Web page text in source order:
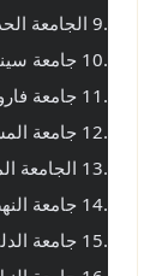
.9 الجامعة الحديثة للتكنولوجيا والمعلومات
.10 جامعة سيناء
.11 جامعة فاروس
.12 جامعة المستقبل
.13 الجامعة المصرية الروسية
.14 جامعة النهضة
.15 جامعة الدلتا للعلوم والتكنولوجيا